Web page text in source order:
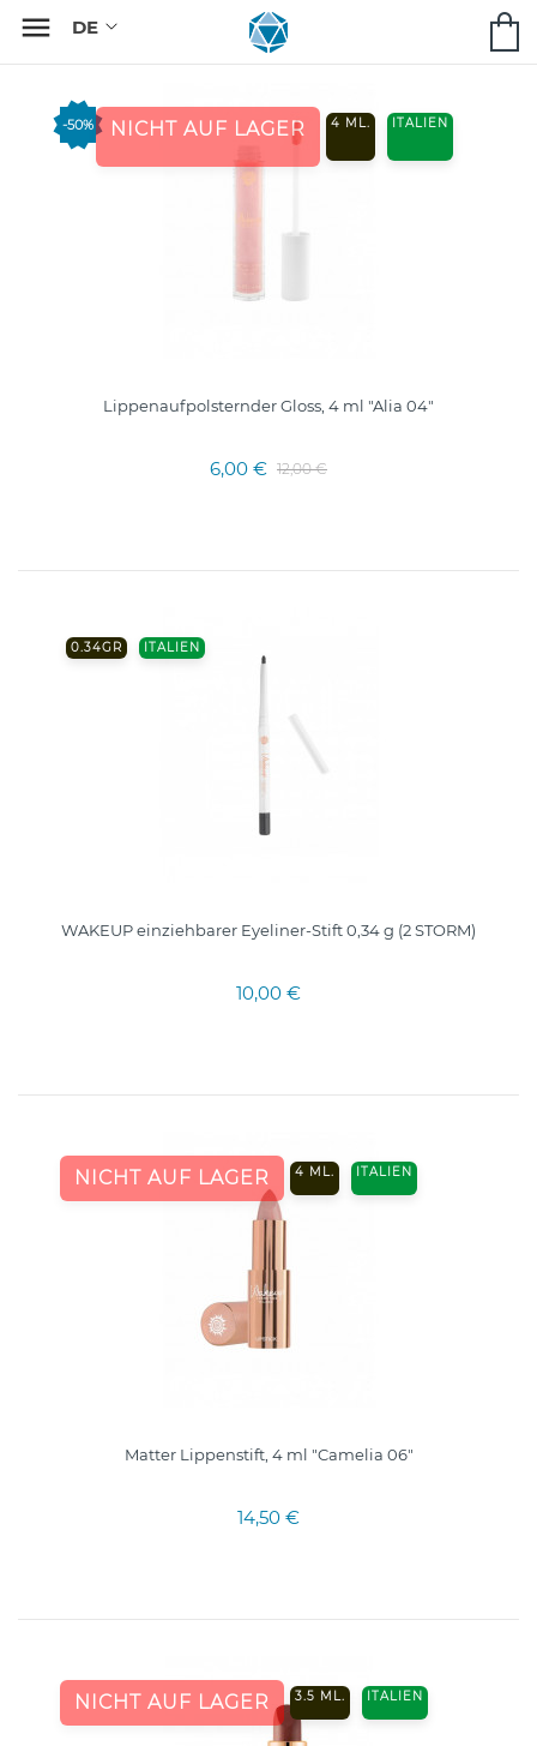

-50% NICHT AUF LAGER 4 ML. ITALIEN
Lippenaufpolsternder Gloss, 4 ml "Alia 04"
6,00 € 12,00 €
0.34GR ITALIEN
WAKEUP einziehbarer Eyeliner-Stift 0,34 g (2 STORM)
10,00 €
NICHT AUF LAGER 4 ML. ITALIEN
Matter Lippenstift, 4 ml "Camelia 06"
14,50 €
NICHT AUF LAGER 3.5 ML. ITALIEN